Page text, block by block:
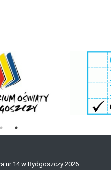
nr 14 w Bydgoszczy 2026 .